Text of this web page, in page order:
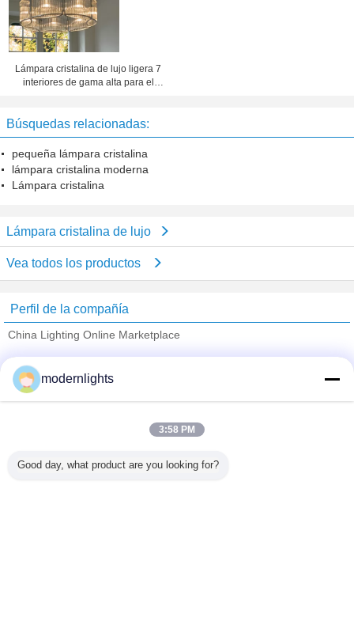
Lámpara cristalina de lujo ligera 7
interiores de gama alta para el
Búsquedas relacionadas:
pequeña lámpara cristalina
lámpara cristalina moderna
Lámpara cristalina
Lámpara cristalina de lujo
Vea todos los productos
Perfil de la compañía
China Lighting Online Marketplace
proveedores calificados
Trust Seal
Verified Suplier
Todos los productos
modernlights
3:58 PM
Good day, what product are you looking for?